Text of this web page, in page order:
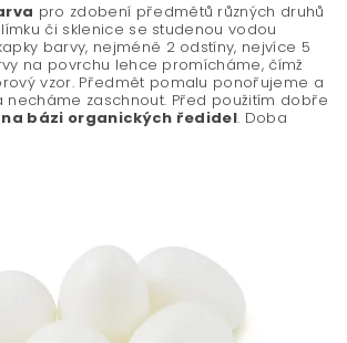
pro zdobení předmětů různých druhů
či sklenice se studenou vodou
barvy, nejméně 2 odstíny, nejvíce 5
na povrchu lehce promícháme, čímž
vzor. Předmět pomalu ponořujeme a
necháme zaschnout. Před použitím dobře
na bázi organických ředidel. Doba